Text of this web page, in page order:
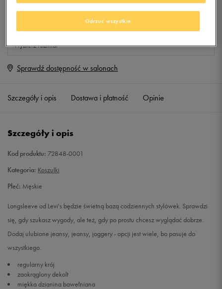
Produkt niedostępny
Jeśli artykuł będzie ponownie dostępny, otrzymasz od nas powiadomienie.
Wybierz rozmiar
S Powiadom o dostępności
M Powiadom o dostępności
XXL Powiadom o dostępności
Sprawdź dostępność w salonach
Szczegóły i opis Dostawa i płatność Opinie
Szczegóły i opis
Kod produktu: 72848-0001
Kategoria: Koszulki
Płeć: Męskie
Longsleeve od Levi's będzie świetną bazą codziennych stylówek. Sprawdzi
się, gdy szukasz wygody, ale też, gdy po prostu chcesz wyglądać dobrze.
Dodaj ulubione jeansy, jeansy, joggery - opcji jest wiele, bo pasuje do
wszystkiego.
regularny krój
zaokrąglony dekolt
miękka dzianina bawełniana
Odrzuć wszystkie